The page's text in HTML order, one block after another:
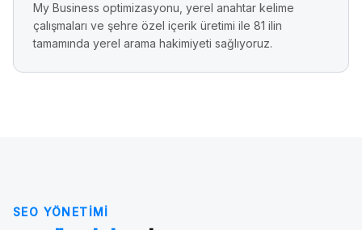
My Business optimizasyonu, yerel anahtar kelime
çalışmaları ve şehre özel içerik üretimi ile 81 ilin
tamamında yerel arama hakimiyeti sağlıyoruz.
SEO YÖNETIMI